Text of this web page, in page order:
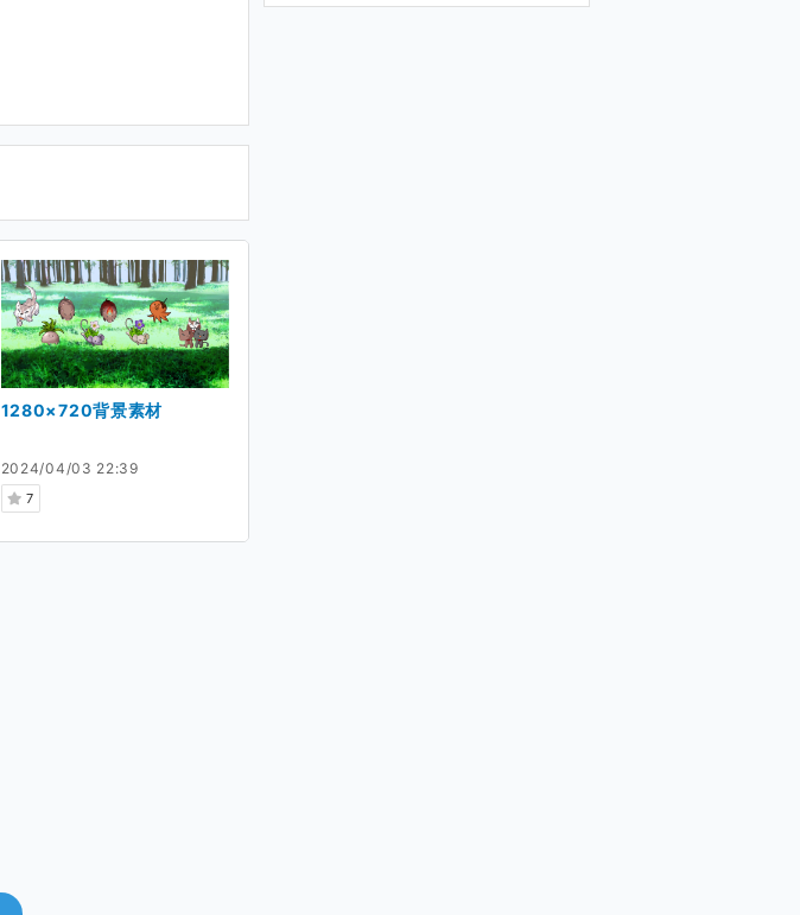
2024/04/03 22:39
7
1280×720背景素材